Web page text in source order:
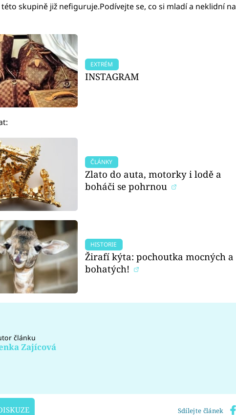
skupině již nefiguruje.Podívejte se, co si mladí a neklidní na
EXTRÉM
INSTAGRAM
ČLÁNKY
Zlato do auta, motorky i lodě a
boháči se pohrnou
HISTORIE
Žirafí kýta: pochoutka mocných a
bohatých!
článku
Zajícová
Sdílejte článek